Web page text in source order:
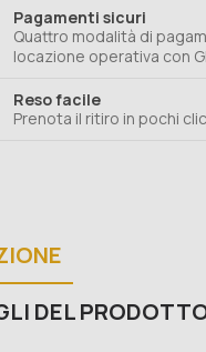
Pagamenti sicuri
Quattro modalità di
locazione operativa con
Reso facile
Prenota il ritiro in pochi clic
DEL